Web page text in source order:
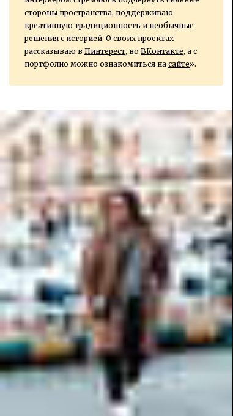
стороны пространства, поддерживаю
креативную традиционность и необычные
решения с историей. О своих проектах
рассказываю в Пинтерест, во ВКонтакте, а с
портфолио можно ознакомиться на сайте».